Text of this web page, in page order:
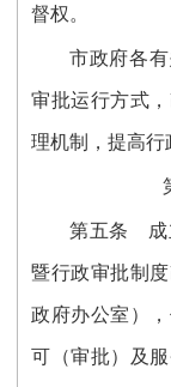
督权。
市政府各
审批运行方式
理机制，提高行
第五条 成
暨行政审批制
政府办公室）
可（审批）及